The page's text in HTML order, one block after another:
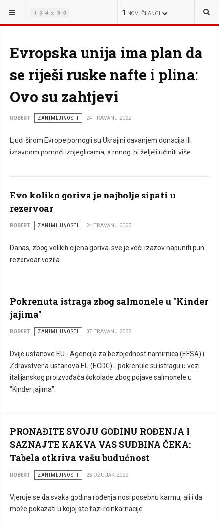
1 NOVI ČLANCI
NALAZITE SE OVDJE:
Evropska unija ima plan da
se riješi ruske nafte i plina:
Ovo su zahtjevi
ROBERT ZANIMLJIVOSTI 24 TRAVANJ 2022
Ljudi širom Evrope pomogli su Ukrajini davanjem donacija ili
izravnom pomoći izbjeglicama, a mnogi bi željeli učiniti više
Evo koliko goriva je najbolje sipati u
rezervoar
ROBERT ZANIMLJIVOSTI 24 TRAVANJ 2022
Danas, zbog velikih cijena goriva, sve je veći izazov napuniti pun
rezervoar vozila.
Pokrenuta istraga zbog salmonele u "Kinder
jajima"
ROBERT ZANIMLJIVOSTI 07 TRAVANJ 2022
Dvije ustanove EU - Agencija za bezbjednost namirnica (EFSA) i
Zdravstvena ustanova EU (ECDC) - pokrenule su istragu u vezi
italijanskog proizvođača čokolade zbog pojave salmonele u
"Kinder jajima".
PRONAĐITE SVOJU GODINU ROĐENJA I
SAZNAJTE KAKVA VAS SUDBINA ČEKA:
Tabela otkriva vašu budućnost
ROBERT ZANIMLJIVOSTI 25 OŽUJAK 2022
Vjeruje se da svaka godina rođenja nosi posebnu karmu, ali i da
može pokazati u kojoj ste fazi reinkarnacije.